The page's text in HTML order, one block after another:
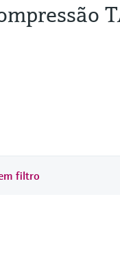
filtro